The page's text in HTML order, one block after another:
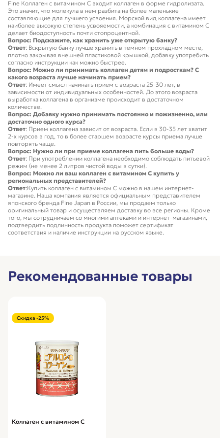
Fine Коллаген с витамином С входит коллаген в форме гидролизата.
Это значит, что молекула в нем разбита на более маленькие
составляющие для лучшего усвоения. Морской вид коллагена имеет
наиболее высокую степень усвояемости, а комбинация с витамином C
делает биодоступность почти стопроцентной.
Вопрос: Подскажите, как хранить уже открытую банку?
Ответ: Вскрытую банку лучше хранить в темном прохладном месте,
плотно закрывая внешней пластиковой крышкой, добавку употребить
согласно инструкции как можно быстрее.
Вопрос: Можно ли принимать коллаген детям и подросткам? С
какого возраста лучше начинать прием?
Ответ: Имеет смысл начинать прием с возраста 25-30 лет, в
зависимости от индивидуальных особенностей. До этого возраста
выработка коллагена в организме происходит в достаточном
количестве.
Вопрос: Добавку нужно принимать постоянно и пожизненно, или
достаточно одного курса?
Ответ: Прием коллагена зависит от возраста. Если в 30-35 лет хватит
2-х курсов в год, то в более старшем возрасте курсы приема лучше
повторять чаще.
Вопрос: Нужно ли при приеме коллагена пить больше воды?
Ответ: При употреблении коллагена необходимо соблюдать питьевой
режим (не менее 2 литров чистой воды в сутки).
Вопрос: Можно ли ваш коллаген с витамином C купить у
региональных представителей?
Ответ:Купить коллаген с витамином C можно в нашем интернет-
магазине. Наша компания является официальным представителем
японского бренда Fine Japan в России, мы продаем только
оригинальный товар и осуществляем доставку во все регионы. Кроме
того, мы сотрудничаем со многими аптеками и интернет-магазинами,
подтвердить подлинность продукта поможет сертификат
соответствия и наличие инструкции на русском языке.
Рекомендованные товары
Скидка -25%
Коллаген с витамином C